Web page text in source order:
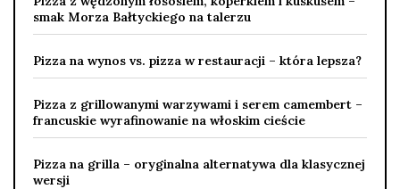
smak Morza Bałtyckiego na talerzu
Pizza na wynos vs. pizza w restauracji – która lepsza?
Pizza z grillowanymi warzywami i serem camembert –
francuskie wyrafinowanie na włoskim cieście
Pizza na grilla – oryginalna alternatywa dla klasycznej
wersji